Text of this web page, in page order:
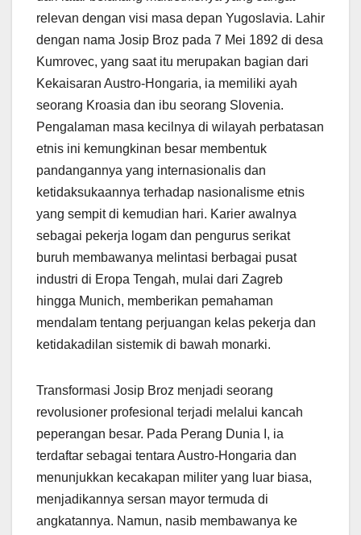
relevan dengan visi masa depan Yugoslavia. Lahir
dengan nama Josip Broz pada 7 Mei 1892 di desa
Kumrovec, yang saat itu merupakan bagian dari
Kekaisaran Austro-Hongaria, ia memiliki ayah
seorang Kroasia dan ibu seorang Slovenia.
Pengalaman masa kecilnya di wilayah perbatasan
etnis ini kemungkinan besar membentuk
pandangannya yang internasionalis dan
ketidaksukaannya terhadap nasionalisme etnis
yang sempit di kemudian hari. Karier awalnya
sebagai pekerja logam dan pengurus serikat
buruh membawanya melintasi berbagai pusat
industri di Eropa Tengah, mulai dari Zagreb
hingga Munich, memberikan pemahaman
mendalam tentang perjuangan kelas pekerja dan
ketidakadilan sistemik di bawah monarki.
Transformasi Josip Broz menjadi seorang
revolusioner profesional terjadi melalui kancah
peperangan besar. Pada Perang Dunia I, ia
terdaftar sebagai tentara Austro-Hongaria dan
menunjukkan kecakapan militer yang luar biasa,
menjadikannya sersan mayor termuda di
angkatannya. Namun, nasib membawanya ke